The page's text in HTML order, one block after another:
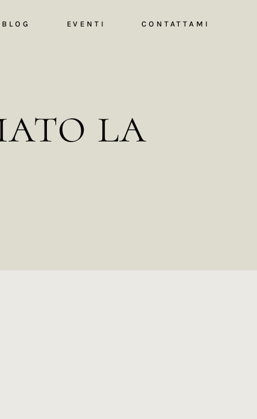
BLOG EVENTI CONTATTAMI
la